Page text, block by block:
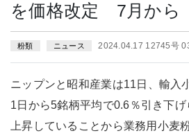
を価格改定 7月から
粉類 ニュース 2024.04.17 12745号
ニップンと昭和産業は11日、輸入
1日から5銘柄平均で0.6％引き下
上昇していることから業務用小麦